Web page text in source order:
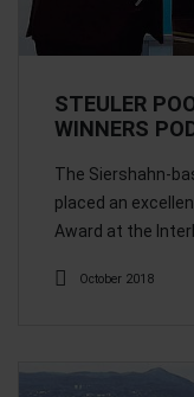
STEULER
WINNERS
The Siershahn-
placed an
Award at the
October 2018